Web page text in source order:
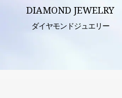
DIAMOND JEWELRY
ダイヤモンドジュエリー